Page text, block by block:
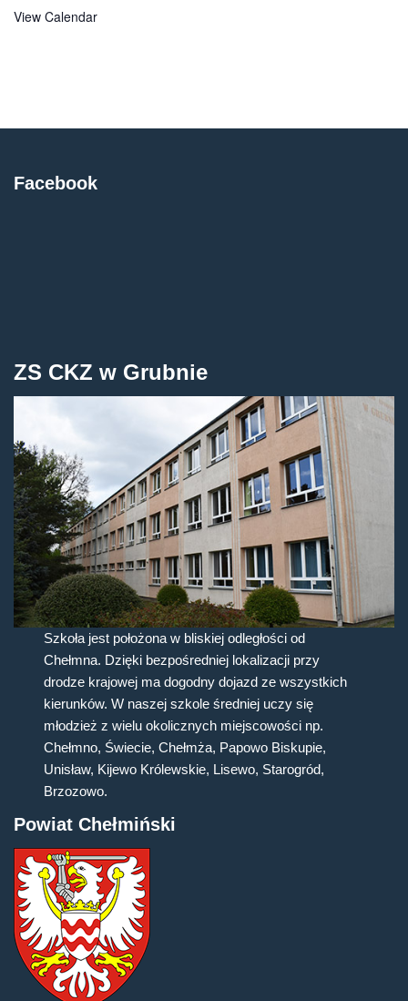
View Calendar
Facebook
ZS CKZ w Grubnie
Szkoła jest położona w bliskiej odległości od
Chełmna. Dzięki bezpośredniej lokalizacji przy
drodze krajowej ma dogodny dojazd ze wszystkich
kierunków. W naszej szkole średniej uczy się
młodzież z wielu okolicznych miejscowości np.
Chełmno, Świecie, Chełmża, Papowo Biskupie,
Unisław, Kijewo Królewskie, Lisewo, Starogród,
Brzozowo.
Powiat Chełmiński